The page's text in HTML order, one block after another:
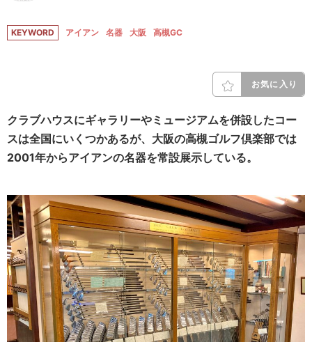
KEYWORD アイアン 名器 大阪 高槻GC
お気に入り
クラブハウスにギャラリーやミュージアムを併設したコー
スは全国にいくつかあるが、大阪の高槻ゴルフ倶楽部では
2001年からアイアンの名器を常設展示している。